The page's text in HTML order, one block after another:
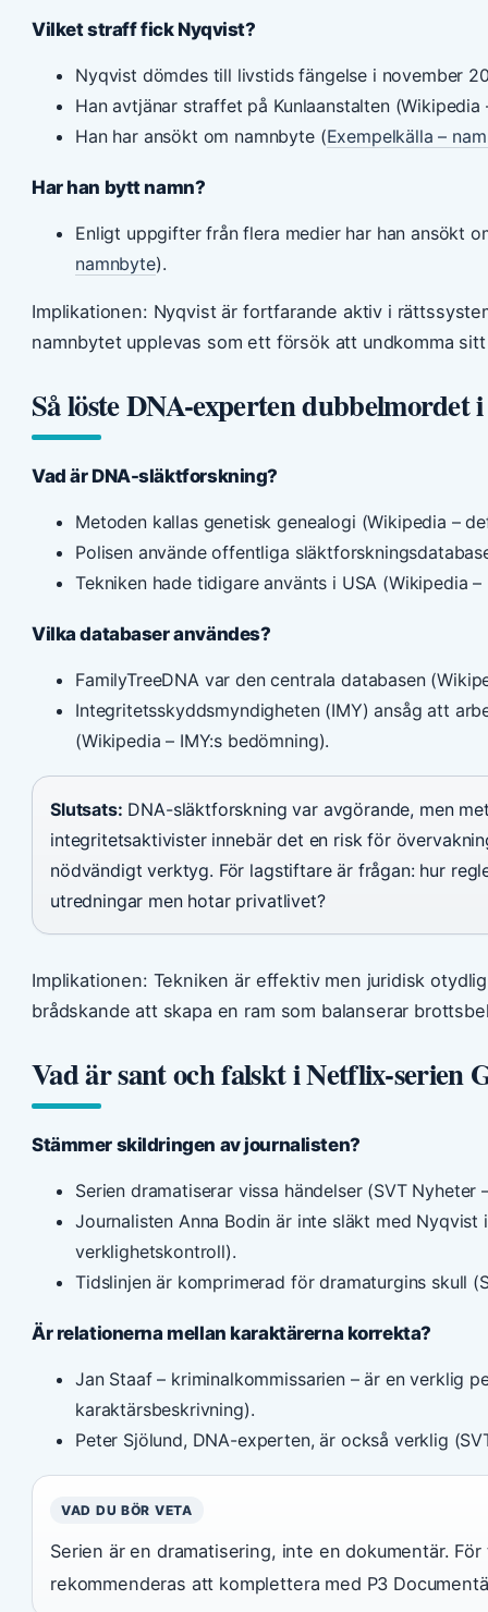
Vilket straff fick Nyqvist?
Nyqvist dömdes till livstids fängelse i november
Han avtjänar straffet på Kunlaanstalten (Wikipedia
Han har ansökt om namnbyte (Exempelkälla –
Har han bytt namn?
Enligt uppgifter från flera medier har han ansökt
namnbyte).
Implikationen: Nyqvist är fortfarande aktiv i
namnbytet upplevas som ett försök att undkomma
Så löste DNA-experten dubbelmordet
Vad är DNA-släktforskning?
Metoden kallas genetisk genealogi (Wikipedia –
Polisen använde offentliga
Tekniken hade tidigare använts i USA (Wikipedia –
Vilka databaser användes?
FamilyTreeDNA var den centrala databasen
Integritetsskyddsmyndigheten (IMY) ansåg att
(Wikipedia – IMY:s bedömning).
Slutsats: DNA-släktforskning var avgörande, men
integritetsaktivister innebär det en risk för
nödvändigt verktyg. För lagstiftare är frågan: hur
utredningar men hotar privatlivet?
Implikationen: Tekniken är effektiv men juridisk
brådskande att skapa en ram som balanserar
Vad är sant och falskt i Netflix-serien
Stämmer skildringen av journalisten?
Serien dramatiserar vissa händelser (SVT Nyheter
Journalisten Anna Bodin är inte släkt med Nyqvist
verklighetskontroll).
Tidslinjen är komprimerad för dramaturgins skull
Är relationerna mellan karaktärerna korrekta?
Jan Staaf – kriminalkommissarien – är en verklig
karaktärsbeskrivning).
Peter Sjölund, DNA-experten, är också verklig
VAD DU BÖR VETA
Serien är en dramatisering, inte en dokumentär.
rekommenderas att komplettera med P3